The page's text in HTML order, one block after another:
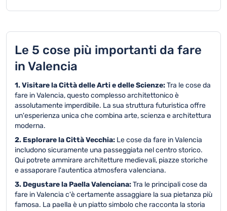
Le 5 cose più importanti da fare
in Valencia
1. Visitare la Città delle Arti e delle Scienze:Tra le cose da
fare in Valencia, questo complesso architettonico è
assolutamente imperdibile. La sua struttura futuristica offre
un'esperienza unica che combina arte, scienza e architettura
moderna.
2. Esplorare la Città Vecchia: Le cose da fare in Valencia
includono sicuramente una passeggiata nel centro storico.
Qui potrete ammirare architetture medievali, piazze storiche
e assaporare l'autentica atmosfera valenciana.
3. Degustare la Paella Valenciana:Tra le principali cose da
fare in Valencia c'è certamente assaggiare la sua pietanza più
famosa. La paella è un piatto simbolo che racconta la storia